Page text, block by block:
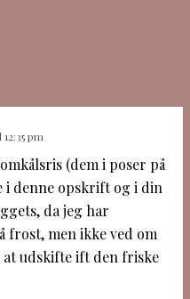
pm
(dem i poser på
i denne opskrift og i din
da jeg har
frost, men ikke ved om
udskifte ift den friske